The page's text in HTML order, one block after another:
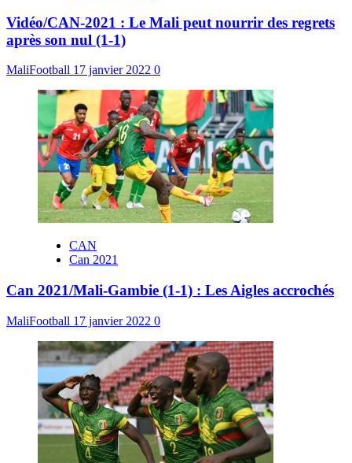
Vidéo/CAN-2021 : Le Mali peut nourrir des regrets
après son nul (1-1)
MaliFootball 17 janvier 2022 0
CAN
Can 2021
Can 2021/Mali-Gambie (1-1) : Les Aigles accrochés
MaliFootball 17 janvier 2022 0